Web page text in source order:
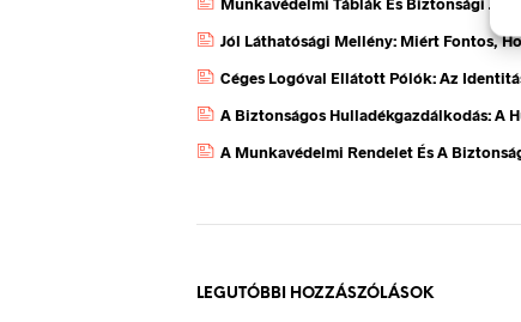
Jól Láthatósági Mellény: Miért Fontos,
Céges Logóval Ellátott Pólók: Az
A Biztonságos Hulladékgazdálkodás: A
A Munkavédelmi Rendelet És A
LEGUTÓBBI HOZZÁSZÓLÁSOK